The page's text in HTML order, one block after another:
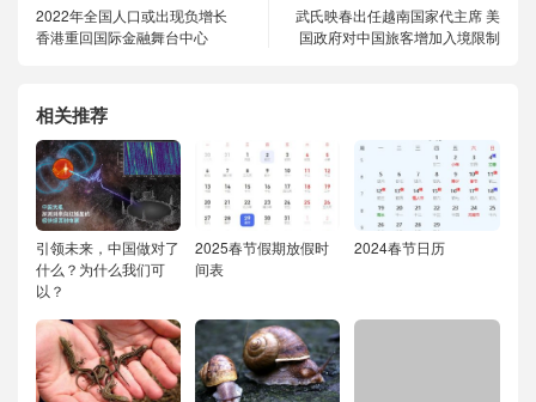
2022年全国人口或出现负增长
香港重回国际金融舞台中心
武氏映春出任越南国家代主席 美
国政府对中国旅客增加入境限制
相关推荐
引领未来，中国做对了
什么？为什么我们可
以？
2025春节假期放假时
间表
2024春节日历